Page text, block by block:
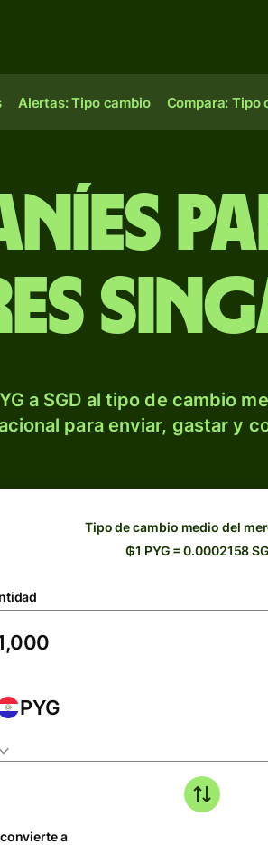
Alertas: Tipo cambio Compara: Tipo
a SGD al tipo de cambio
para enviar, gastar y
Tipo de cambio medio del
₲1 PYG = 0.0002158
PYG
a